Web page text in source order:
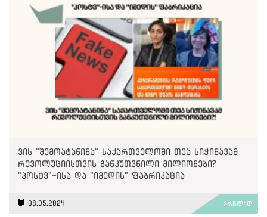
ვის "შემოატანინა" საქართველოში თეა სიჭინავამ
რევოლუციისთვის განკუთვნილი მილიონები?
"პოსტვ"-ისა და "იმედის" ფაბრიკაცია
08.05.2024 ვრცლად